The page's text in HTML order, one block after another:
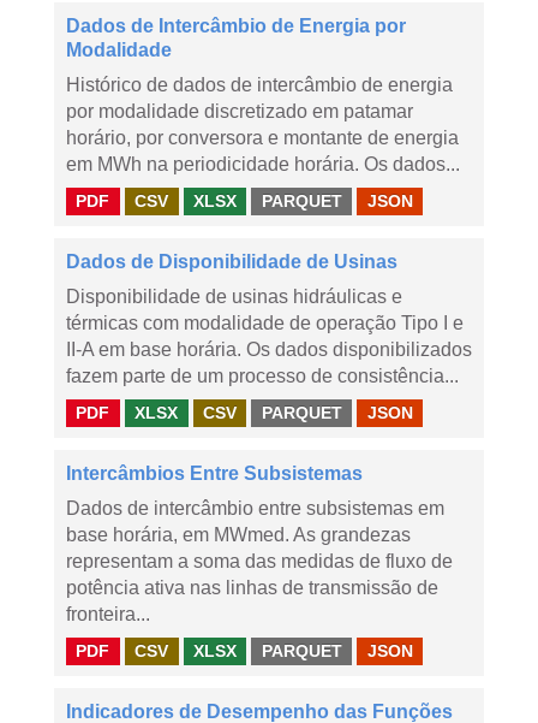
Dados de Intercâmbio de Energia por
Modalidade
Histórico de dados de intercâmbio de energia
por modalidade discretizado em patamar
horário, por conversora e montante de energia
em MWh na periodicidade horária. Os dados...
PDF CSV XLSX PARQUET JSON
Dados de Disponibilidade de Usinas
Disponibilidade de usinas hidráulicas e
térmicas com modalidade de operação Tipo I e
II-A em base horária. Os dados disponibilizados
fazem parte de um processo de consistência...
PDF XLSX CSV PARQUET JSON
Intercâmbios Entre Subsistemas
Dados de intercâmbio entre subsistemas em
base horária, em MWmed. As grandezas
representam a soma das medidas de fluxo de
potência ativa nas linhas de transmissão de
fronteira...
PDF CSV XLSX PARQUET JSON
Indicadores de Desempenho das Funções